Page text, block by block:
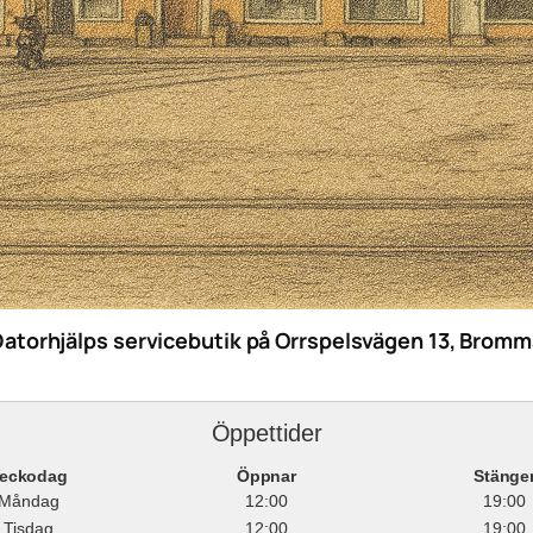
servicebutik på Orrspelsvägen 13,
Öppettider
Öppnar
12:00
19:00
Tisdag
12:00 19:00